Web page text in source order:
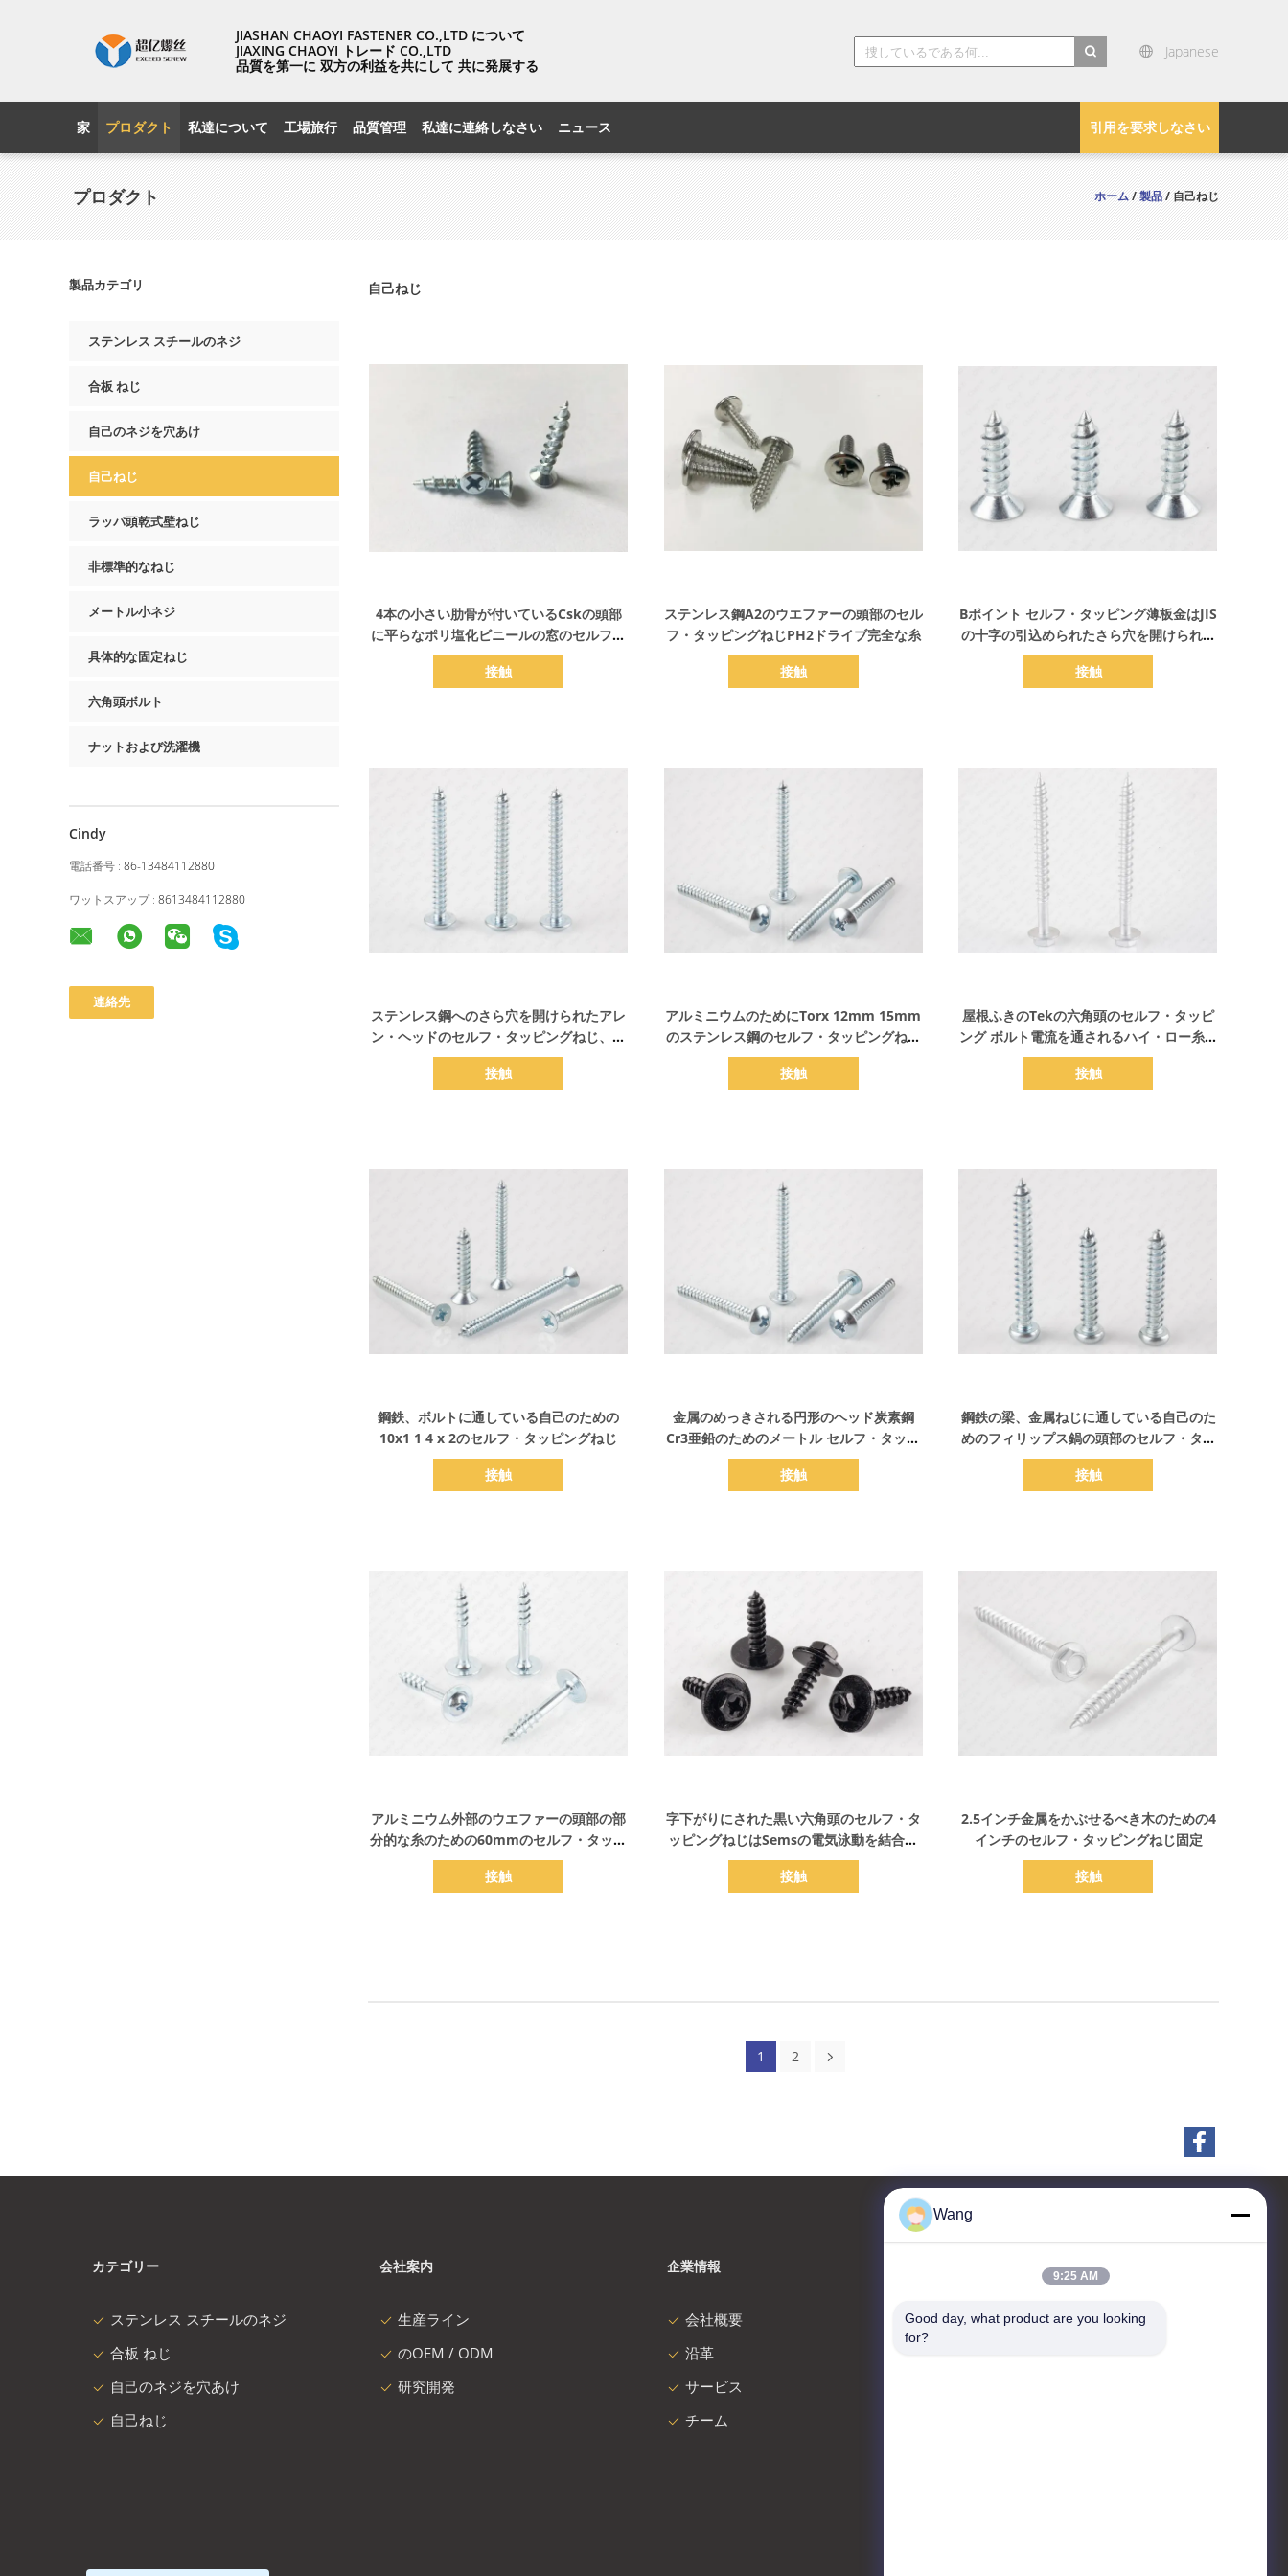
JIASHAN CHAOYI FASTENER CO.,LTD について
JIAXING CHAOYI トレード CO.,LTD
品質を第一に 双方の利益を共にして 共に発展する
Japanese
引用を要求しなさい
家 プロダクト 私達について 工場旅行 品質管理 私達に連絡しなさい ニュース
プロダクト ホーム/製品/ 自己ねじ
製品カテゴリ
ステンレス スチールのネジ
合板 ねじ
自己のネジを穴あけ
自己ねじ
ラッパ頭乾式壁ねじ
非標準的なねじ
メートル小ネジ
具体的な固定ねじ
六角頭ボルト
ナットおよび洗濯機
Cindy
電話番号 : 86-13484112880
ワットスアップ : 8613484112880
自己ねじ
4本の小さい肋骨が付いているCskの頭部
に平らなポリ塩化ビニールの窓のセルフ・
タッピングねじ粗い糸
接触
ステンレス鋼A2のウエファーの頭部のセル
フ・タッピングねじPH2ドライブ完全な糸
接触
Bポイント セルフ・タッピング薄板金はJIS
の十字の引込められたさら穴を開けられた
頭部をねじで締めます
接触
詳細を表示
ステンレス鋼へのさら穴を開けられたアレ
ン・ヘッドのセルフ・タッピングねじ、セ
ルフ・タッピング マシン・ボルト
接触
アルミニウムのためにTorx 12mm 15mm
のステンレス鋼のセルフ・タッピングねじ
鍋の頭部
接触
詳細を表示
屋根ふきのTekの六角頭のセルフ・タッピ
ング ボルト電流を通されるハイ・ロー糸の
機械
接触
鋼鉄、ボルトに通している自己のための
10x1 1 4 x 2のセルフ・タッピングねじ
接触
金属のめっきされる円形のヘッド炭素鋼
Cr3亜鉛のためのメートル セルフ・タッピ
ングねじ
接触
鋼鉄の梁、金属ねじに通している自己のた
めのフィリップス鍋の頭部のセルフ・タッ
ピングねじ
接触
詳細を表示
アルミニウム外部のウエファーの頭部の部
分的な糸のための60mmのセルフ・タッピ
ング ボルト
接触
詳細を表示
字下がりにされた黒い六角頭のセルフ・タ
ッピングねじはSemsの電気泳動を結合し
ました
接触
2.5インチ金属をかぶせるべき木のための4
インチのセルフ・タッピングねじ固定
接触
1 2
カテゴリー
ステンレス スチールのネジ
合板 ねじ
自己のネジを穴あけ
自己ねじ
会社案内
生産ライン
のOEM / ODM
研究開発
企業情報
会社概要
沿革
サービス
チーム
Jiashan Chaoyi Fastener.
Co,LTD
Wang
9:25 AM
Good day, what product are you looking
for?